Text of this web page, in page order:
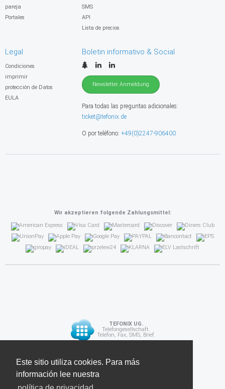
Diese Seite verwendet Cookies. Für weitere
Informationen lesen Sie unsere
Este sitio utiliza cookies. Para más
información lee nuestra
pareja
Portales
SMS
API
Lista de precios
Legal
Condiciones
imprimir
protección de Datos
EULA
Boletin informativo & Social
Newsletter Anmeldung
Para todas las preguntas adicionales:
ticket@tefonix.de
O por teléfono: +49(0)2247-906400
Wir akzeptieren folgende Zahlungsmittel:
TEFONIX UG.
Telefongesellschaft.
Telefon, Fax, SMS, Brief.
API